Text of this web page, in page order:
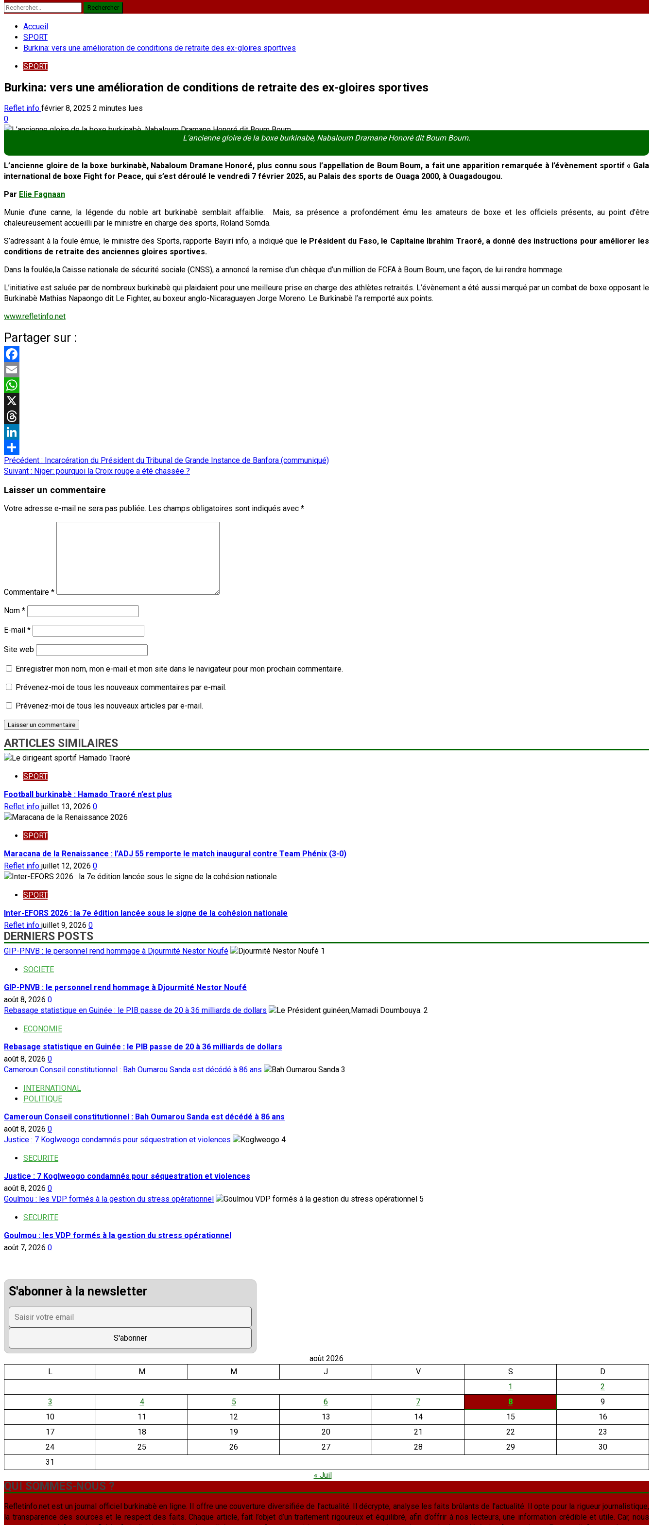
Rechercher :
Accueil
SPORT
Burkina: vers une amélioration de conditions de retraite des ex-gloires sportives
SPORT
Burkina: vers une amélioration de conditions de retraite des ex-gloires sportives
Reflet info février 8, 2025 2 minutes lues
0
L’ancienne gloire de la boxe burkinabè, Nabaloum Dramane Honoré dit Boum Boum.
L’ancienne gloire de la boxe burkinabè, Nabaloum Dramane Honoré, plus connu sous l’appellation de Boum Boum, a fait une apparition remarquée à l’évènement sportif « Gala
international de boxe Fight for Peace, qui s’est déroulé le vendredi 7 février 2025, au Palais des sports de Ouaga 2000, à Ouagadougou.
Par Elie Fagnaan
Munie d’une canne, la légende du noble art burkinabè semblait affaiblie. Mais, sa présence a profondément ému les amateurs de boxe et les officiels présents, au point d’être
chaleureusement accueilli par le ministre en charge des sports, Roland Somda.
S’adressant à la foule émue, le ministre des Sports, rapporte Bayiri info, a indiqué que le Président du Faso, le Capitaine Ibrahim Traoré, a donné des instructions pour améliorer les
conditions de retraite des anciennes gloires sportives.
Dans la foulée,la Caisse nationale de sécurité sociale (CNSS), a annoncé la remise d’un chèque d’un million de FCFA à Boum Boum, une façon, de lui rendre hommage.
L’initiative est saluée par de nombreux burkinabè qui plaidaient pour une meilleure prise en charge des athlètes retraités. L’évènement a été aussi marqué par un combat de boxe opposant le
Burkinabè Mathias Napaongo dit Le Fighter, au boxeur anglo-Nicaraguayen Jorge Moreno. Le Burkinabè l’a remporté aux points.
www.refletinfo.net
Partager sur :
Facebook
Email
WhatsApp
X
Threads
LinkedIn
Partager
Navigation
d’article
Précédent : Incarcération du Président du Tribunal de Grande Instance de Banfora (communiqué)
Suivant : Niger: pourquoi la Croix rouge a été chassée ?
Laisser un commentaire
Votre adresse e-mail ne sera pas publiée. Les champs obligatoires sont indiqués avec *
Commentaire *
Nom *
E-mail *
Site web
Enregistrer mon nom, mon e-mail et mon site dans le navigateur pour mon prochain commentaire.
Prévenez-moi de tous les nouveaux commentaires par e-mail.
Prévenez-moi de tous les nouveaux articles par e-mail.
ARTICLES SIMILAIRES
SPORT
Football burkinabè : Hamado Traoré n’est plus
Reflet info juillet 13, 2026 0
SPORT
Maracana de la Renaissance : l’ADJ 55 remporte le match inaugural contre Team Phénix (3-0)
Reflet info juillet 12, 2026 0
SPORT
Inter-EFORS 2026 : la 7e édition lancée sous le signe de la cohésion nationale
Reflet info juillet 9, 2026 0
DERNIERS POSTS
GIP-PNVB : le personnel rend hommage à Djourmité Nestor Noufé
1
SOCIETE
GIP-PNVB : le personnel rend hommage à Djourmité Nestor Noufé
août 8, 2026 0
Rebasage statistique en Guinée : le PIB passe de 20 à 36 milliards de dollars
2
ECONOMIE
Rebasage statistique en Guinée : le PIB passe de 20 à 36 milliards de dollars
août 8, 2026 0
Cameroun Conseil constitutionnel : Bah Oumarou Sanda est décédé à 86 ans
3
INTERNATIONAL
POLITIQUE
Cameroun Conseil constitutionnel : Bah Oumarou Sanda est décédé à 86 ans
août 8, 2026 0
Justice : 7 Koglweogo condamnés pour séquestration et violences
4
SECURITE
Justice : 7 Koglweogo condamnés pour séquestration et violences
août 8, 2026 0
Goulmou : les VDP formés à la gestion du stress opérationnel
5
SECURITE
Goulmou : les VDP formés à la gestion du stress opérationnel
août 7, 2026 0
S'abonner à la newsletter
août 2026
L
M M J V S
D
1
2
3
4 5 6 7 8
9
10
11 12 13 14 15
16
17
18 19 20 21 22
23
24
25 26 27 28 29
30
31
« Juil
QUI SOMMES-NOUS ?
Refletinfo.net est un journal officiel burkinabè en ligne. Il offre une couverture diversifiée de l'actualité. Il décrypte, analyse les faits brûlants de l'actualité. Il opte pour la rigueur journalistique,
la transparence des sources et le respect des faits. Chaque article, fait l’objet d’un traitement rigoureux et équilibré, afin d’offrir à nos lecteurs, une information crédible et utile. Car, nous